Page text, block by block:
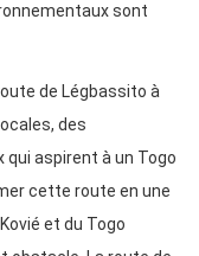
sont
de Légbassito à
des
aspirent à un Togo
cette route en une
et du Togo